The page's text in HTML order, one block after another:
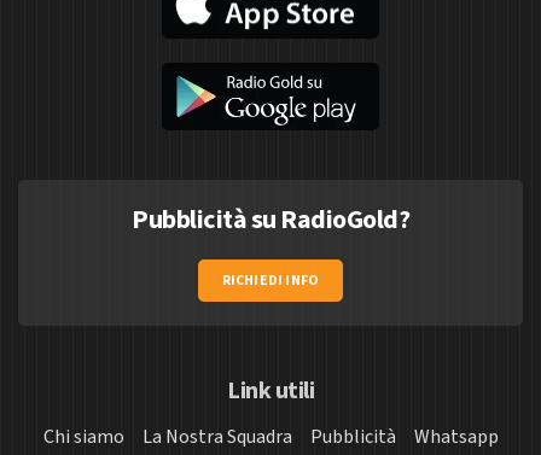
Pubblicità su RadioGold?
RICHIEDI INFO
Link utili
Chi siamo La Nostra Squadra Pubblicità
Whatsapp